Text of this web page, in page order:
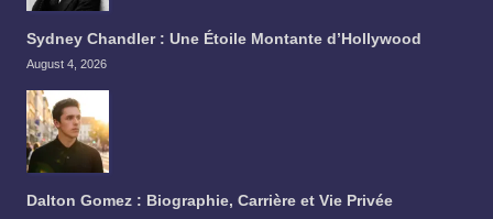
Sydney Chandler : Une Étoile Montante d’Hollywood
August 4, 2026
Dalton Gomez : Biographie, Carrière et Vie Privée